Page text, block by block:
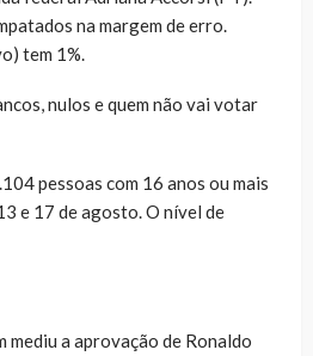
na margem de erro.
tem 1%.
nulos e quem não vai votar
pessoas com 16 anos ou mais
e 17 de agosto. O nível de
mediu a aprovação de Ronaldo